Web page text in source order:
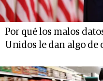
Por qué los malos
Unidos le dan algo de